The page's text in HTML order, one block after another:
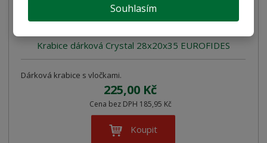
Souhlasím
Krabice dárková Crystal 28x20x35 EUROFIDES
Dárková krabice s vločkami.
225,00 Kč
Cena bez DPH 185,95 Kč
Koupit